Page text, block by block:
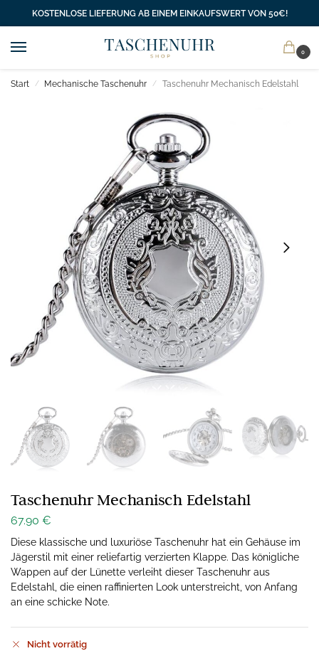
KOSTENLOSE LIEFERUNG AB EINEM EINKAUFSWERT VON 50€!
0
Start / Mechanische Taschenuhr / Taschenuhr Mechanisch Edelstahl
Taschenuhr Mechanisch Edelstahl
67.90 €
Diese klassische und luxuriöse Taschenuhr hat ein Gehäuse im
Jägerstil mit einer reliefartig verzierten Klappe. Das königliche
Wappen auf der Lünette verleiht dieser Taschenuhr aus
Edelstahl, die einen raffinierten Look unterstreicht, von Anfang
an eine schicke Note.
Nicht vorrätig